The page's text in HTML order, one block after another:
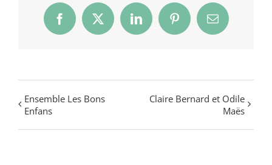
Facebook
X LinkedInPinterestEmail
Ensemble Les Bons
Enfans
Claire Bernard et Odile
Maës